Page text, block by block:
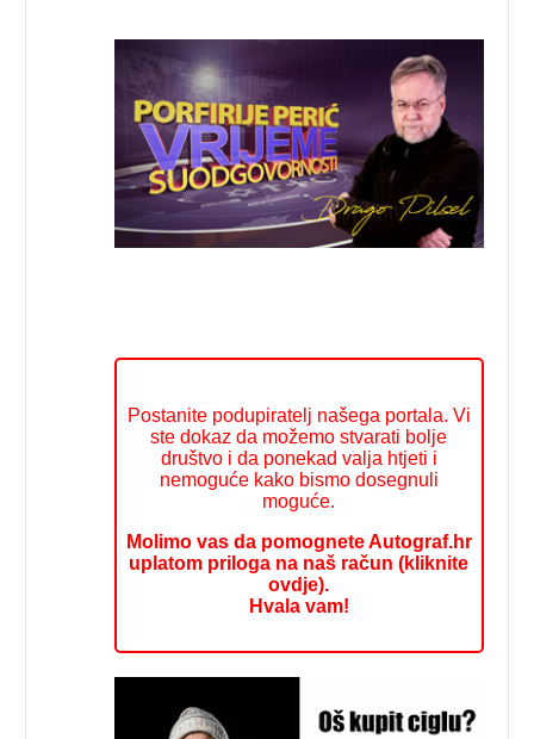
Postanite podupiratelj našega portala. Vi
ste dokaz da možemo stvarati bolje
društvo i da ponekad valja htjeti i
nemoguće kako bismo dosegnuli
moguće.
Molimo vas da pomognete Autograf.hr
uplatom priloga na naš račun (kliknite
ovdje).
Hvala vam!